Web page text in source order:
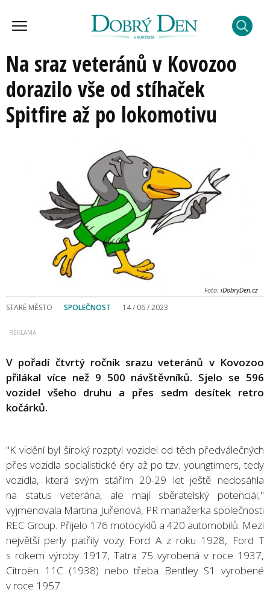
Na sraz veteránů v Kovozoo
dorazilo vše od stíhaček
Spitfire až po lokomotivu
Foto: iDobryDen.cz
STARÉ MĚSTO SPOLEČNOST 14 / 06 / 2023
V pořadí čtvrtý ročník srazu veteránů v Kovozoo
přilákal více než 9 500 návštěvníků. Sjelo se 596
vozidel všeho druhu a přes sedm desítek retro
kočárků.
"K vidění byl široký rozptyl vozidel od těch předválečných
přes vozidla socialistické éry až po tzv. youngtimers, tedy
vozidla, která svým stářím 20-29 let ještě nedosáhla
na status veterána, ale mají sběratelský potenciál,"
vyjmenovala Martina Juřenová, PR manažerka společnosti
REC Group. Přijelo 176 motocyklů a 420 automobilů. Mezi
největší perly patřily vozy Ford A z roku 1928, Ford T
s rokem výroby 1917, Tatra 75 vyrobená v roce 1937,
Citroën 11C (1938) nebo třeba Bentley S1 vyrobené
v roce 1957.